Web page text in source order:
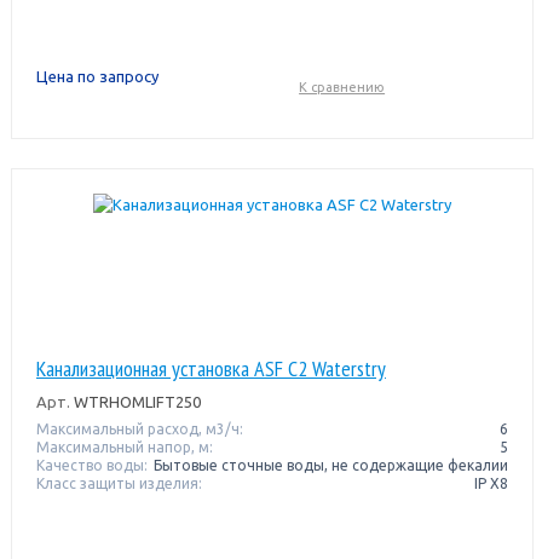
Цена по запросу
К сравнению
Канализационная установка ASF C2 Waterstry
Арт. WTRHOMLIFT250
Максимальный расход, м3/ч:
6
Максимальный напор, м:
5
Качество воды: Бытовые сточные воды, не содержащие фекалии
Класс защиты изделия:
IP X8